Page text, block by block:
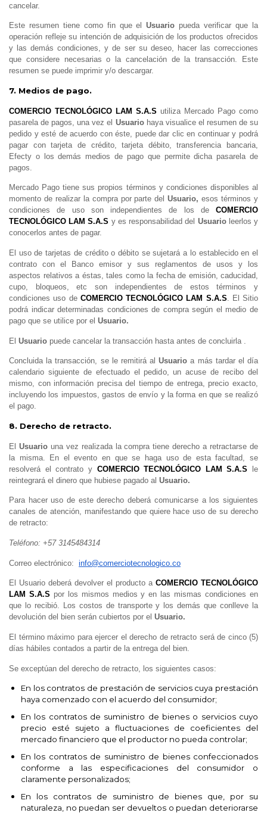
cancelar.
Este resumen tiene como fin que elUsuario pueda verificar que la
operación refleje su intención de adquisición de los productos ofrecidos
y las demás condiciones, y de ser su deseo, hacer las correcciones
que considere necesarias o la cancelación de la transacción. Este
resumen se puede imprimir y/o descargar.
7. Medios de pago.
COMERCIO TECNOLÓGICO LAM S.A.S utiliza Mercado Pago como
pasarela de pagos, una vez el Usuariohaya visualice el resumen de su
pedido y esté de acuerdo con éste, puede dar clic en continuar y podrá
pagar con tarjeta de crédito, tarjeta débito, transferencia bancaria,
Efecty o los demás medios de pago que permite dicha pasarela de
pagos.
Mercado Pago tiene sus propios términos y condiciones disponibles al
momento de realizar la compra por parte del Usuario, esos términos y
condiciones de uso son independientes de los de COMERCIO
TECNOLÓGICO LAM S.A.S y es responsabilidad del Usuarioleerlos y
conocerlos antes de pagar.
El uso de tarjetas de crédito o débito se sujetará a lo establecido en el
contrato con el Banco emisor y sus reglamentos de usos y los
aspectos relativos a éstas, tales como la fecha de emisión, caducidad,
cupo, bloqueos, etc son independientes de estos términos y
condiciones uso de COMERCIO TECNOLÓGICO LAM S.A.S. El Sitio
podrá indicar determinadas condiciones de compra según el medio de
pago que se utilice por el Usuario.
El Usuario puede cancelar la transacción hasta antes de concluirla .
Concluida la transacción, se le remitirá alUsuarioa más tardar el día
calendario siguiente de efectuado el pedido, un acuse de recibo del
mismo, con información precisa del tiempo de entrega, precio exacto,
incluyendo los impuestos, gastos de envío y la forma en que se realizó
el pago.
8. Derecho de retracto.
El Usuario una vez realizada la compra tiene derecho a retractarse de
la misma. En el evento en que se haga uso de esta facultad, se
resolverá el contrato y COMERCIO TECNOLÓGICO LAM S.A.S
le
reintegrará el dinero que hubiese pagado al Usuario.
Para hacer uso de este derecho deberá comunicarse a los siguientes
canales de atención, manifestando que quiere hace uso de su derecho
de retracto:
Teléfono: +57 3145484314
Correo electrónico: info@comerciotecnologico.co
El Usuario deberá devolver el producto a COMERCIO TECNOLÓGICO
LAM S.A.S por los mismos medios y en las mismas condiciones en
que lo recibió. Los costos de transporte y los demás que conlleve la
devolución del bien serán cubiertos por el Usuario.
El término máximo para ejercer el derecho de retracto será de cinco (5)
días hábiles contados a partir de la entrega del bien.
Se exceptúan del derecho de retracto, los siguientes casos:
En los contratos de prestación de servicios cuya prestación
haya comenzado con el acuerdo del consumidor;
En los contratos de suministro de bienes o servicios cuyo
precio esté sujeto a fluctuaciones de coeficientes del
mercado financiero que el productor no pueda controlar;
En los contratos de suministro de bienes confeccionados
conforme a las especificaciones del consumidor o
claramente personalizados;
En los contratos de suministro de bienes que, por su
naturaleza, no puedan ser devueltos o puedan deteriorarse